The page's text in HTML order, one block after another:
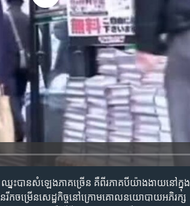
នះ​បាន​សំឡេង​ភាគ​ច្រើន គឺ​ពីរភាគ​បី​យ៉ាងងាយ​នៅ​ក្នុង​
ន​រីក​ចម្រើន​សេដ្ឋកិច្ច​នៅ​ក្រោម​គោល​នយោបាយ​អភិរក្ស​